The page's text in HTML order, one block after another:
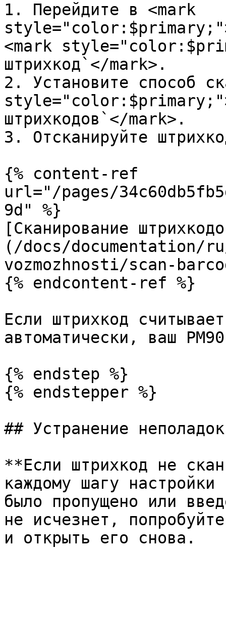
1. Перейдите в <mark
<mark
штрихкод`</mark>.
2. Установите способ
штрихкодов`</mark>.
3. Отсканируйте
{% content-ref
url="/pages/
9d" %}
[Сканирование
(/docs/documentation/
vozmozhnosti/scan-
{% endcontent-ref %}
Если штрихкод
автоматически, ваш
{% endstep %}
{% endstepper %}
## Устранение неполадок
**Если штрихкод не
каждому шагу
было пропущено или
не исчезнет,